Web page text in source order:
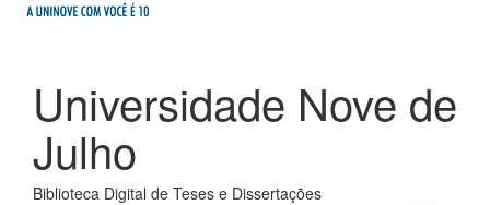
Universidade Nove de
Julho
Biblioteca Digital de Teses e Dissertações